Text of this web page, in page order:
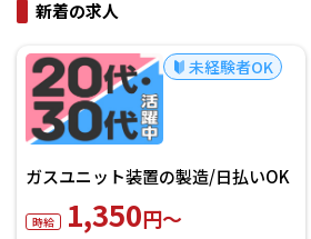
新着の求人
未経験者OK
ガスユニット装置の製造/日払いOK
時給 1,350円～